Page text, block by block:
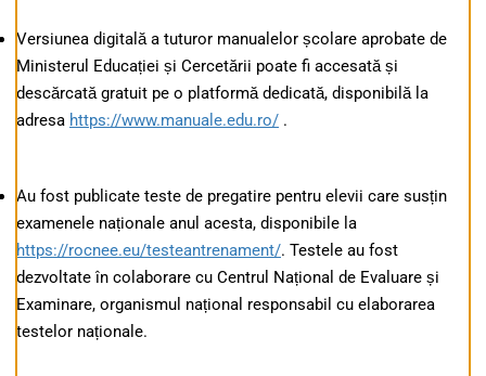
Versiunea digitală a tuturor manualelor școlare aprobate de
Ministerul Educației și Cercetării poate fi accesată și
descărcată gratuit pe o platformă dedicată, disponibilă la
adresa https://www.manuale.edu.ro/ .
Au fost publicate teste de pregatire pentru elevii care susțin
examenele naționale anul acesta, disponibile la
https://rocnee.eu/testeantrenament/. Testele au fost
dezvoltate în colaborare cu Centrul Național de Evaluare și
Examinare, organismul național responsabil cu elaborarea
testelor naționale.